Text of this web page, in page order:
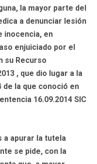
la mayor parte del
a denunciar lesión
inocencia, en
enjuiciado por el
su Recurso
, que dio lugar a la
de la que conoció en
16.09.2014 SIC
a apurar la tutela
se pide, con la